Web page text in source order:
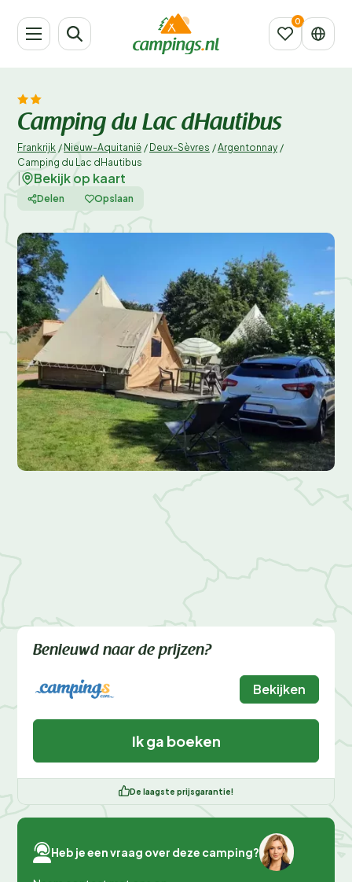
Camping du Lac dHautibus
Frankrijk / Nieuw-Aquitanië / Deux-Sèvres /Argentonnay /
Camping du Lac dHautibus
Bekijk op kaart
Delen Opslaan
Benieuwd naar de prijzen?
Bekijken
Ik ga boeken
De laagste prijsgarantie!
Heb je een vraag over deze camping?